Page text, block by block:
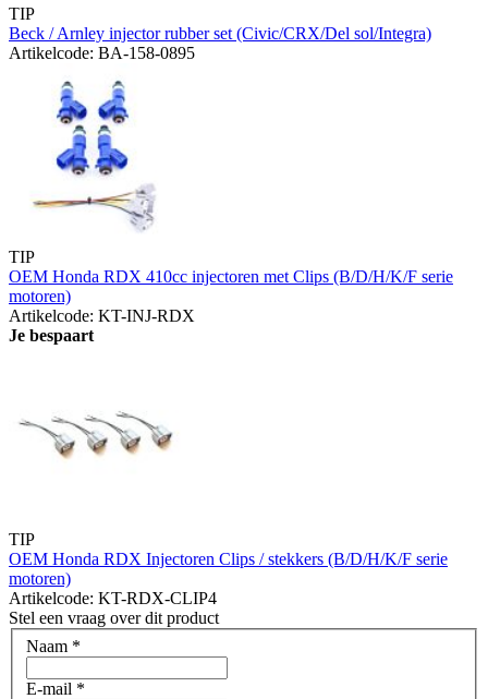
TIP
Beck / Arnley injector rubber set (Civic/CRX/Del sol/Integra)
Artikelcode: BA-158-0895
TIP
OEM Honda RDX 410cc injectoren met Clips (B/D/H/K/F serie
motoren)
Artikelcode: KT-INJ-RDX
Je bespaart
TIP
OEM Honda RDX Injectoren Clips / stekkers (B/D/H/K/F serie
motoren)
Artikelcode: KT-RDX-CLIP4
Stel een vraag over dit product
Naam *
E-mail *